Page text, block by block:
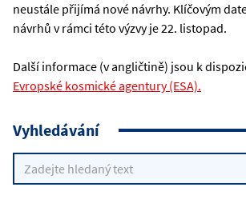
neustále přijímá nové návrhy. Klíčovým
návrhů v rámci této výzvy je 22. listopad.
Další informace (v angličtině) jsou k
Evropské kosmické agentury (ESA).
Vyhledávání